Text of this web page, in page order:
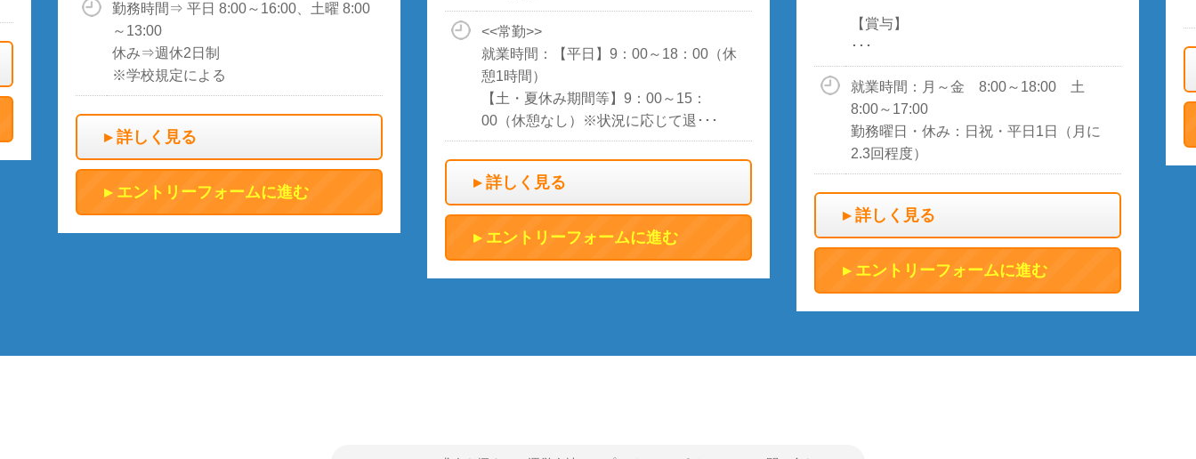
勤務時間⇒ 平日 8:00～16:00、土曜 8:00
～13:00
休み⇒週休2日制
※学校規定による
詳しく見る
エントリーフォームに進む
<<常勤>>
就業時間：【平日】9：00～18：00（休
憩1時間）
【土・夏休み期間等】9：00～15：
00（休憩なし）※状況に応じて退･･･
詳しく見る
エントリーフォームに進む
【賞与】
･･･
就業時間：月～金 8:00～18:00 土
8:00～17:00
勤務曜日・休み：日祝・平日1日（月に
2.3回程度）
詳しく見る
エントリーフォームに進む